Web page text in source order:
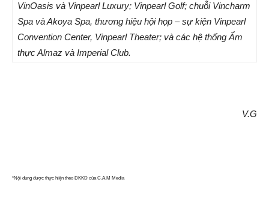
VinOasis và Vinpearl Luxury; Vinpearl Golf; chuỗi Vincharm
Spa và Akoya Spa, thương hiệu hội họp – sự kiện Vinpearl
Convention Center, Vinpearl Theater; và các hệ thống Ẩm
thực Almaz và Imperial Club.
V.G
*Nội dung được thực hiện theo ĐKKD của C.A.M Media